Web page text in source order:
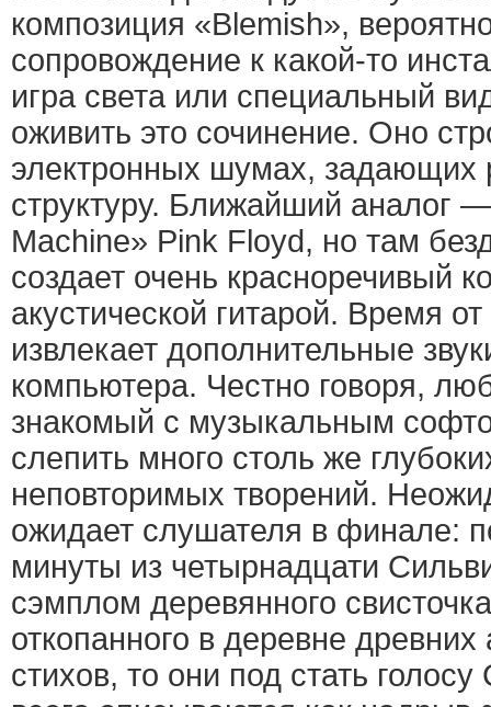
композиция «Blemish»,
сопровождение к какой-то
игра света или специальный
оживить это сочинение. Оно
электронных шумах, задающих
структуру. Ближайший аналог
Machine» Pink Floyd, но там
создает очень красноречивый
акустической гитарой. Время
извлекает дополнительные
компьютера. Честно говоря,
знакомый с музыкальным
слепить много столь же
неповторимых творений.
ожидает слушателя в финале:
минуты из четырнадцати
сэмплом деревянного
откопанного в деревне древних
стихов, то они под стать